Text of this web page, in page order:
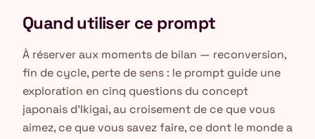
Quand utiliser ce prompt
À réserver aux moments de bilan — reconversion,
fin de cycle, perte de sens : le prompt guide une
exploration en cinq questions du concept
japonais d'Ikigai, au croisement de ce que vous
aimez, ce que vous savez faire, ce dont le monde a